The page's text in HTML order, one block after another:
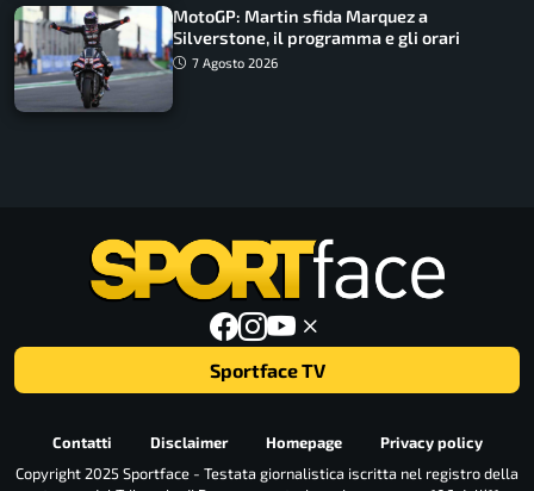
MotoGP: Martin sfida Marquez a
Silverstone, il programma e gli orari
7 Agosto 2026
Sportface TV
Contatti Disclaimer Homepage
Privacy policy
Copyright 2025 Sportface - Testata giornalistica iscritta nel registro della